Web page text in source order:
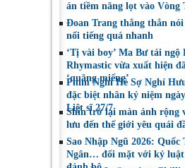
án tiềm năng lọt vào
Đoan Trang thẳng thắn nói
nổi tiếng quá nhanh
‘Tị vài boy’ Ma Bư tái ngộ
Rhymastic vừa xuất hiện
‘quăng miếng’
Phim Nghỉ Hè Sợ Nghỉ
đặc biệt nhân kỷ niệm
Liệt sĩ 27/7
Shin trở lại màn ảnh rộng
lưu đến thế giới yêu quái
Sao Nhập Ngũ 2026:
Ngân… đối mặt với kỷ